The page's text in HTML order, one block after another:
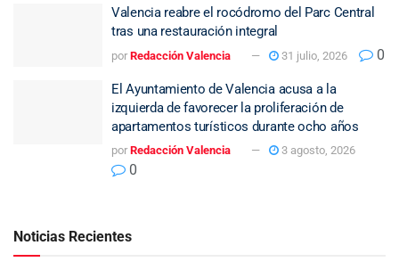
Valencia reabre el rocódromo del Parc Central
tras una restauración integral
por Redacción Valencia 31 julio, 2026 0
El Ayuntamiento de Valencia acusa a la
izquierda de favorecer la proliferación de
apartamentos turísticos durante ocho años
por Redacción Valencia 3 agosto, 2026
0
Noticias Recientes